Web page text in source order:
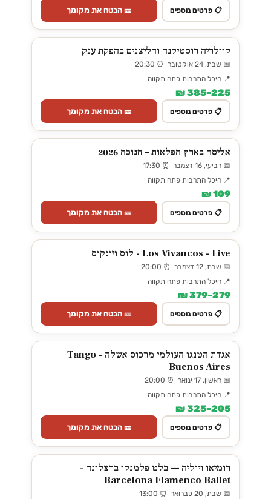
📋 פרטים נוספים 🎫 הבטח את מקומך
קוולריה רוסטיקנה והליצנים בהפקת ענק
📅 שבת, 24 אוקטובר ⏰ 20:30
📍 היכל התרבות פתח תקווה
225–385 ₪
📋 פרטים נוספים 🎫 הבטח את מקומך
אליסה בארץ הפלאות – חנוכה 2026
📅 רביעי, 16 דצמבר ⏰ 17:30
📍 היכל התרבות פתח תקווה
109 ₪
📋 פרטים נוספים 🎫 הבטח את מקומך
Los Vivancos - Live - לוס ויונקוס
📅 שבת, 12 דצמבר ⏰ 20:00
📍 היכל התרבות פתח תקווה
279–379 ₪
📋 פרטים נוספים 🎫 הבטח את מקומך
אגדת הטנגו העולמי מרכוס אשלה - Tango
Buenos Aires
📅 ראשון, 17 ינואר ⏰ 20:00
📍 היכל התרבות פתח תקווה
205–325 ₪
📋 פרטים נוספים 🎫 הבטח את מקומך
רומיאו ויוליה — בלט פלמנקו ברצלונה -
Barcelona Flamenco Ballet
📅 שבת, 20 פברואר ⏰ 13:00